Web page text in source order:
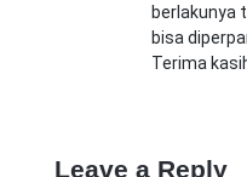
berlakunya
bisa
Terima
Leave a Reply